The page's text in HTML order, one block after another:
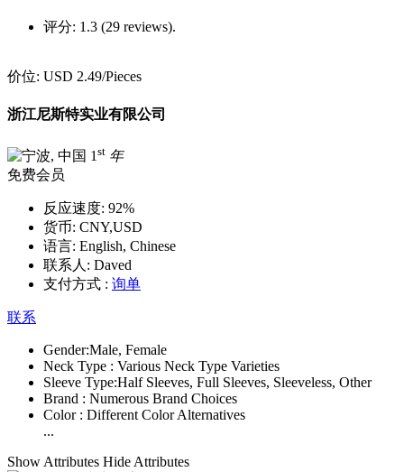
评分: 1.3 (29 reviews).
价位: USD 2.49/Pieces
浙江尼斯特实业有限公司
1 st 年
免费会员
反应速度: 92%
货币: CNY,USD
语言: English, Chinese
联系人: Daved
支付方式 : 询单
联系
Gender:Male, Female
Neck Type : Various Neck Type Varieties
Sleeve Type:Half Sleeves, Full Sleeves, Sleeveless, Other
Brand : Numerous Brand Choices
Color : Different Color Alternatives
...
Show Attributes Hide Attributes